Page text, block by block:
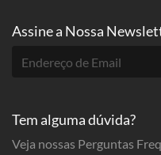
Assine a Nossa
Tem alguma dúvida?
Veja nossas Perguntas